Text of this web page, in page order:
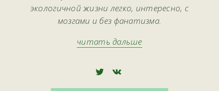
экологичной жизни легко, интересно, с
мозгами и без фанатизма.
читать дальше
🅃 🅅